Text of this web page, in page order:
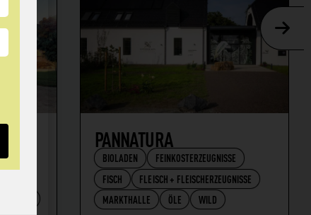
PANNATURA
BIOLADEN
FEINKOSTERZEUGNISSE
FISCH
FLEISCH + FLEISCHERZEUGNISSE
MARKTHALLE
ÖLE WILD